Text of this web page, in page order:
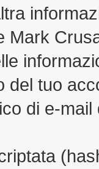
Mark
del tuo
di e-